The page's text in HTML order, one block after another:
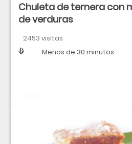
Chuleta de ternera con
de verduras
2453 visitas
Dificultad
Tiempo Menos de 30 minutos